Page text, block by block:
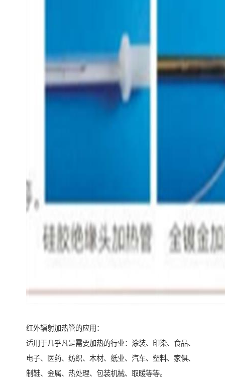
红外辐射加热管的应用：
适用于几乎凡是需要加热的行业：涂装、印染、食品、
电子、医药、纺织、木材、纸业、汽车、塑料、家俱、
制鞋、金属、热处理、包装机械、取暖等等。